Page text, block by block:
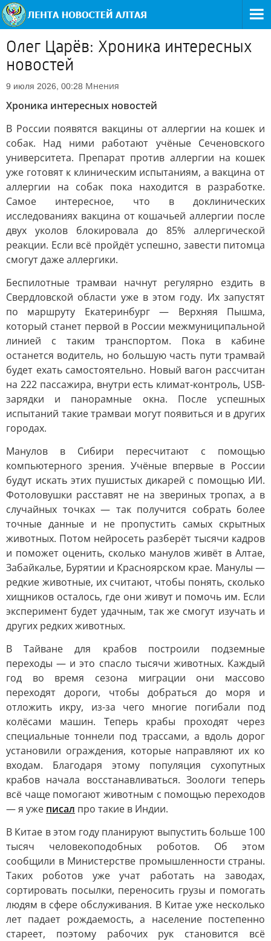
Олег Царёв: Хроника интересных
новостей
9 июля 2026, 00:28 Мнения
Хроника интересных новостей
В России появятся вакцины от аллергии на кошек и
собак. Над ними работают учёные Сеченовского
университета. Препарат против аллергии на кошек
уже готовят к клиническим испытаниям, а вакцина от
аллергии на собак пока находится в разработке.
Самое интересное, что в доклинических
исследованиях вакцина от кошачьей аллергии после
двух уколов блокировала до 85% аллергической
реакции. Если всё пройдёт успешно, завести питомца
смогут даже аллергики.
Беспилотные трамваи начнут регулярно ездить в
Свердловской области уже в этом году. Их запустят
по маршруту Екатеринбург — Верхняя Пышма,
который станет первой в России межмуниципальной
линией с таким транспортом. Пока в кабине
останется водитель, но большую часть пути трамвай
будет ехать самостоятельно. Новый вагон рассчитан
на 222 пассажира, внутри есть климат-контроль, USB-
зарядки и панорамные окна. После успешных
испытаний такие трамваи могут появиться и в других
городах.
Манулов в Сибири пересчитают с помощью
компьютерного зрения. Учёные впервые в России
будут искать этих пушистых дикарей с помощью ИИ.
Фотоловушки расставят не на звериных тропах, а в
случайных точках — так получится собрать более
точные данные и не пропустить самых скрытных
животных. Потом нейросеть разберёт тысячи кадров
и поможет оценить, сколько манулов живёт в Алтае,
Забайкалье, Бурятии и Красноярском крае. Манулы —
редкие животные, их считают, чтобы понять, сколько
хищников осталось, где они живут и помочь им. Если
эксперимент будет удачным, так же смогут изучать и
других редких животных.
В Тайване для крабов построили подземные
переходы — и это спасло тысячи животных. Каждый
год во время сезона миграции они массово
переходят дороги, чтобы добраться до моря и
отложить икру, из-за чего многие погибали под
колёсами машин. Теперь крабы проходят через
специальные тоннели под трассами, а вдоль дорог
установили ограждения, которые направляют их ко
входам. Благодаря этому популяция сухопутных
крабов начала восстанавливаться. Зоологи теперь
всё чаще помогают животным с помощью переходов
— я уже писал про такие в Индии.
В Китае в этом году планируют выпустить больше 100
тысяч человекоподобных роботов. Об этом
сообщили в Министерстве промышленности страны.
Таких роботов уже учат работать на заводах,
сортировать посылки, переносить грузы и помогать
людям в сфере обслуживания. В Китае уже несколько
лет падает рождаемость, а население постепенно
стареет, поэтому рабочих рук становится всё